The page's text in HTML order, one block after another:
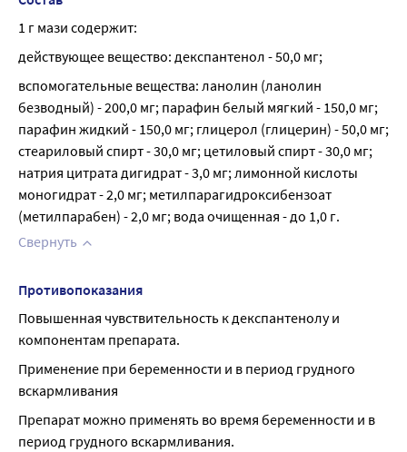
1 г мази содержит:
действующее вещество: декспантенол - 50,0 мг;
вспомогательные вещества: ланолин (ланолин
безводный) - 200,0 мг; парафин белый мягкий - 150,0 мг;
парафин жидкий - 150,0 мг; глицерол (глицерин) - 50,0 мг;
стеариловый спирт - 30,0 мг; цетиловый спирт - 30,0 мг;
натрия цитрата дигидрат - 3,0 мг; лимонной кислоты
моногидрат - 2,0 мг; метилпарагидроксибензоат
(метилпарабен) - 2,0 мг; вода очищенная - до 1,0 г.
Свернуть
Противопоказания
Повышенная чувствительность к декспантенолу и
компонентам препарата.
Применение при беременности и в период грудного
вскармливания
Препарат можно применять во время беременности и в
период грудного вскармливания.